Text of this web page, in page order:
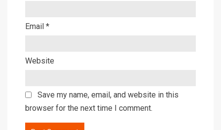
Email *
Website
Save my name, email, and website in this
browser for the next time I comment.